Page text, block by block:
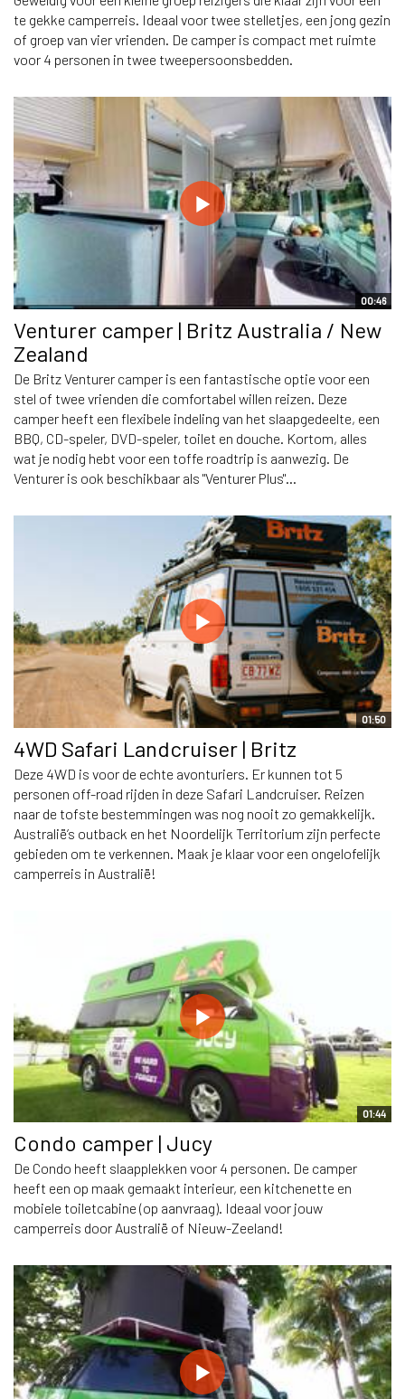
te gekke camperreis. Ideaal voor twee stelletjes, een jong gezin
of groep van vier vrienden. De camper is compact met ruimte
voor 4 personen in twee tweepersoonsbedden.
00:46
Venturer camper | Britz Australia / New
Zealand
De Britz Venturer camper is een fantastische optie voor een
stel of twee vrienden die comfortabel willen reizen. Deze
camper heeft een flexibele indeling van het slaapgedeelte, een
BBQ, CD-speler, DVD-speler, toilet en douche. Kortom, alles
wat je nodig hebt voor een toffe roadtrip is aanwezig. De
Venturer is ook beschikbaar als "Venturer Plus"...
01:50
4WD Safari Landcruiser | Britz
Deze 4WD is voor de echte avonturiers. Er kunnen tot 5
personen off-road rijden in deze Safari Landcruiser. Reizen
naar de tofste bestemmingen was nog nooit zo gemakkelijk.
Australië’s outback en het Noordelijk Territorium zijn perfecte
gebieden om te verkennen. Maak je klaar voor een ongelofelijk
camperreis in Australië!
01:44
Condo camper | Jucy
De Condo heeft slaapplekken voor 4 personen. De camper
heeft een op maak gemaakt interieur, een kitchenette en
mobiele toiletcabine (op aanvraag). Ideaal voor jouw
camperreis door Australië of Nieuw-Zeeland!